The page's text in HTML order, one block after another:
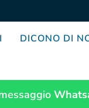
DICONO DI